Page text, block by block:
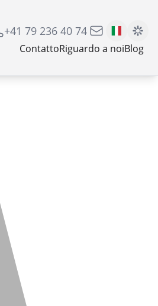
+41 79 236 40 74
ContattoRiguardo a noiBlog